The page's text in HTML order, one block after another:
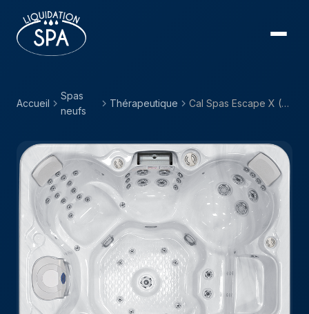
Accueil
Spas
neufs
Thérapeutique Cal Spas Escape X (EC) — EC-867BX